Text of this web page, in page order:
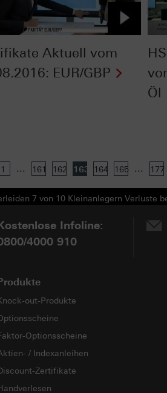
Aktuell vom
EUR/GBP
Öl
1 ... 161 162 163 164 165 ... 177
7 von 10 Kleinanlegern Verluste
Infoline:
4000 910
out-Produkte
Optionsscheine
/ Indexanleihen
Zertifikate